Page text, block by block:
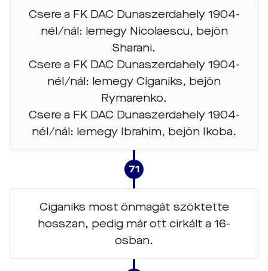
Csere a FK DAC Dunaszerdahely 1904-
nél/nál: lemegy Nicolaescu, bejön
Sharani.
Csere a FK DAC Dunaszerdahely 1904-
nél/nál: lemegy Ciganiks, bejön
Rymarenko.
Csere a FK DAC Dunaszerdahely 1904-
nél/nál: lemegy Ibrahim, bejön Ikoba.
71
Ciganiks most önmagát szöktette
hosszan, pedig már ott cirkált a 16-
osban.